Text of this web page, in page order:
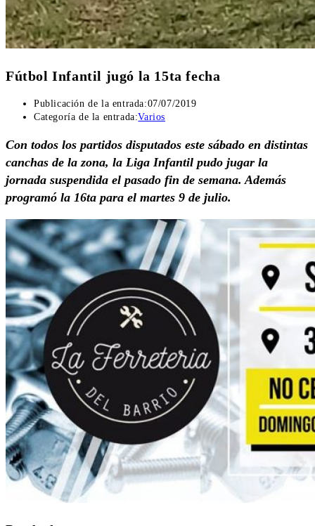
Fútbol Infantil jugó la 15ta fecha
Publicación de la entrada:07/07/2019
Categoría de la entrada:Varios
Con todos los partidos disputados este sábado en distintas
canchas de la zona, la Liga Infantil pudo jugar la
jornada suspendida el pasado fin de semana. Además
programó la 16ta para el martes 9 de julio.